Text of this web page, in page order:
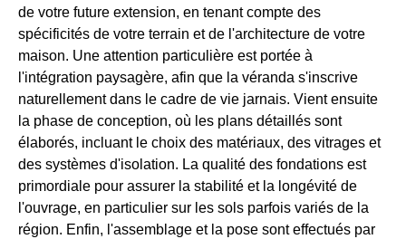
de votre future extension, en tenant compte des
spécificités de votre terrain et de l'architecture de votre
maison. Une attention particulière est portée à
l'intégration paysagère, afin que la véranda s'inscrive
naturellement dans le cadre de vie jarnais. Vient ensuite
la phase de conception, où les plans détaillés sont
élaborés, incluant le choix des matériaux, des vitrages et
des systèmes d'isolation. La qualité des fondations est
primordiale pour assurer la stabilité et la longévité de
l'ouvrage, en particulier sur les sols parfois variés de la
région. Enfin, l'assemblage et la pose sont effectués par